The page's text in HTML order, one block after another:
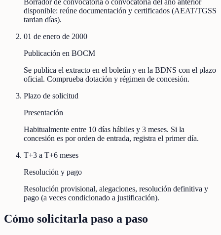
Borrador de convocatoria o convocatoria del año anterior
disponible: reúne documentación y certificados (AEAT/TGSS
tardan días).
01 de enero de 2000
Publicación en BOCM
Se publica el extracto en el boletín y en la BDNS con el plazo
oficial. Comprueba dotación y régimen de concesión.
Plazo de solicitud
Presentación
Habitualmente entre 10 días hábiles y 3 meses. Si la
concesión es por orden de entrada, registra el primer día.
T+3 a T+6 meses
Resolución y pago
Resolución provisional, alegaciones, resolución definitiva y
pago (a veces condicionado a justificación).
Cómo solicitarla paso a paso